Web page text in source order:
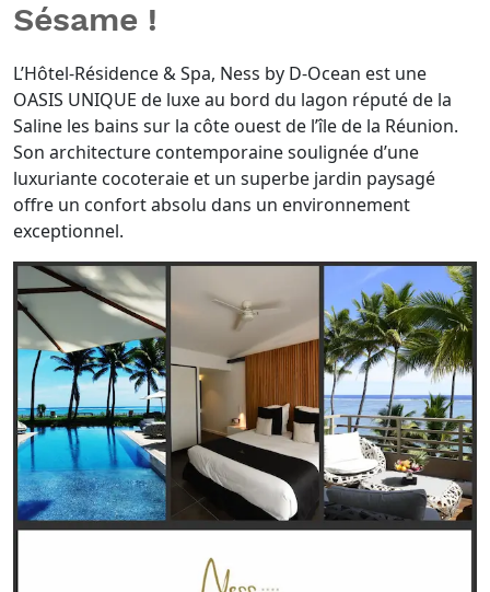
NEWSLETTER
CONTACT
DEVENIR PARTENAIRE
CONNEXION
FR
Sésame !
L’Hôtel-Résidence & Spa, Ness by D-Ocean est une
OASIS UNIQUE de luxe au bord du lagon réputé de la
Saline les bains sur la côte ouest de l’île de la Réunion.
Son architecture contemporaine soulignée d’une
luxuriante cocoteraie et un superbe jardin paysagé
offre un confort absolu dans un environnement
exceptionnel.